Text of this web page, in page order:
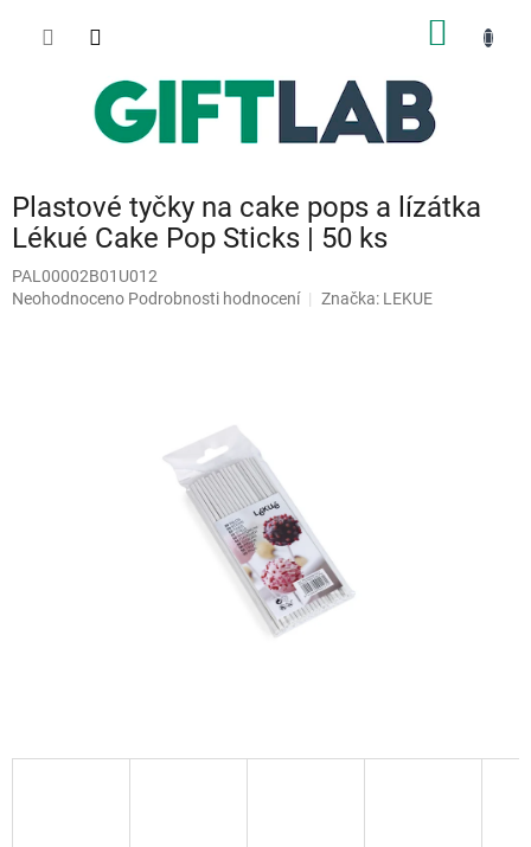
Plastové tyčky na cake pops a lízátka
Lékué Cake Pop Sticks | 50 ks
PAL00002B01U012
Průměrné
Neohodnoceno Podrobnosti hodnocení Značka: LEKUE